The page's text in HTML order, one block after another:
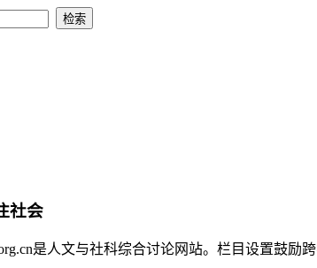
社会
是人文与社科综合讨论网站。栏目设置鼓励